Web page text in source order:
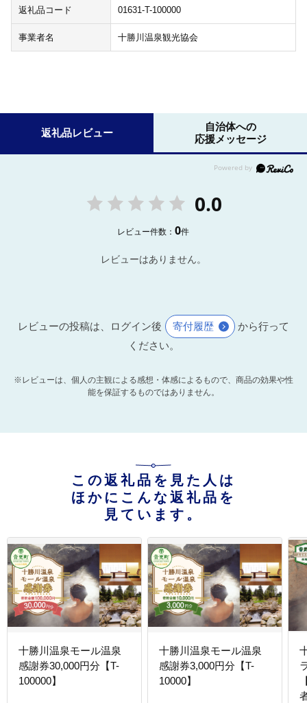
返礼品コード 01631-T-100000
事業者名 十勝川温泉観光協会
返礼品レビュー
自治体への
応援メッセージ
0.0
レビュー件数：0件
レビューはありません。
レビューの投稿は、ログイン後 寄付履歴
から行って
ください。
※レビューは、個人の主観による感想・体感によるもので、商品の効果や性
能を保証するものではありません。
この返礼品を見た人は
ほかにこんな返礼品を
見ています。
十勝川温泉モール温泉
感謝券30,000円分【T-
100000】
十勝川温泉モール温泉
感謝券3,000円分【T-
10000】